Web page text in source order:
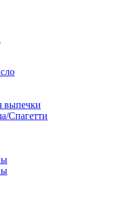
выпечки
Спагетти